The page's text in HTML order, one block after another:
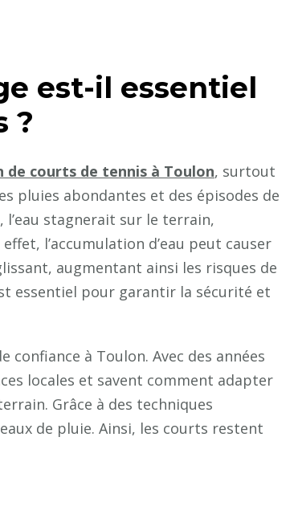
courts
de
Toulon
?
est-il essentiel
?
de courts de tennis à Toulon, surtout
pluies abondantes et des épisodes de
l’eau stagnerait sur le terrain,
l’accumulation d’eau peut causer
augmentant ainsi les risques de
essentiel pour garantir la sécurité et
confiance à Toulon. Avec des années
locales et savent comment adapter
Grâce à des techniques
de pluie. Ainsi, les courts restent